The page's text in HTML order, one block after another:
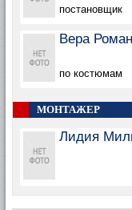
постановщик
Вера
по костюмам
МОНТАЖЕР
Лидия